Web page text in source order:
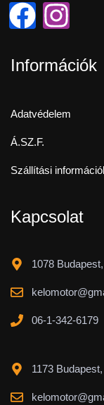
Információk
Adatvédelem
Á.SZ.F.
Szállítási
Kapcsolat
1078
06-1-342-6179
1173